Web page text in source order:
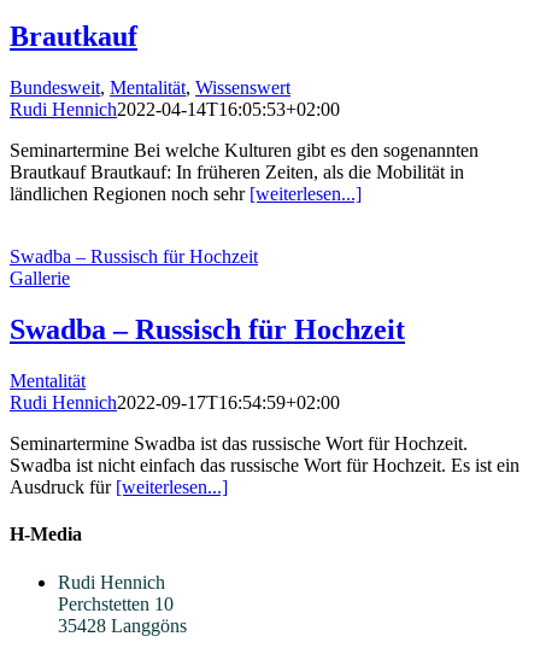
Brautkauf
Bundesweit, Mentalität, Wissenswert
Rudi Hennich2022-04-14T16:05:53+02:00
Seminartermine Bei welche Kulturen gibt es den sogenannten
Brautkauf Brautkauf: In früheren Zeiten, als die Mobilität in
ländlichen Regionen noch sehr [weiterlesen...]
Swadba – Russisch für Hochzeit
Gallerie
Swadba – Russisch für Hochzeit
Mentalität
Rudi Hennich2022-09-17T16:54:59+02:00
Seminartermine Swadba ist das russische Wort für Hochzeit.
Swadba ist nicht einfach das russische Wort für Hochzeit. Es ist ein
Ausdruck für [weiterlesen...]
H-Media
Rudi Hennich
Perchstetten 10
35428 Langgöns